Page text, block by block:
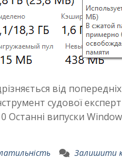
від
судової
Останні випуски
Залишити